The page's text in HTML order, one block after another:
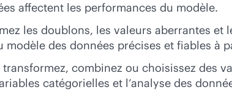
affectent les performances du modèle.
les doublons, les valeurs aberrantes
modèle des données précises et fiables à
combinez ou choisissez des
catégorielles et l’analyse des